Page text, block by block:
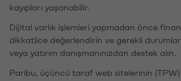
kayıpları yaşanabilir.
Dijital varlık işlemleri yapmadan önce
dikkatlice değerlendirin ve gerekli
veya yatırım danışmanınızdan destek alın.
Paribu, üçüncü taraf web sitelerinin